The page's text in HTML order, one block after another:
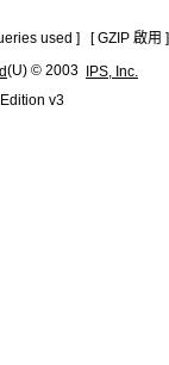
used ] [ GZIP 啟用 ]
(U) © 2003
IPS, Inc.
v3